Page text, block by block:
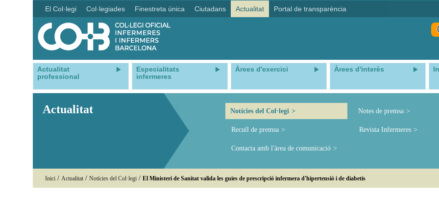
El Col·legi Col·legiades Finestreta única Ciutadans Actualitat Portal de transparència
Actualitat
professional
Especialitats
infermeres
Àrees d'exercici Àrees d'interès
Actualitat Notícies del Col·legi Notes de premsa
Recull de premsa Revista Infermeres
Contacta amb l'àrea de comunicació
Inici / Actualitat / Notícies del Col·legi / El Ministeri de Sanitat valida les guies de prescripció infermera d'hipertensió i de diabetis